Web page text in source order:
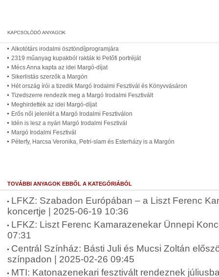
Alkotótárs irodalmi ösztöndíjprogramjára
2319 műanyag kupakból rakták ki Petőfi portréját
Mécs Anna kapta az idei Margó-díjat
Sikerlistás szerzők a Margón
Hét ország írói a tizedik Margó Irodalmi Fesztivál és Könyvvásáron
Tizedszerre rendezik meg a Margó Irodalmi Fesztivált
Meghirdették az idei Margó-díjat
Erős női jelenlét a Margó Irodalmi Fesztiválon
Idén is lesz a nyári Margó Irodalmi Fesztivál
Margó Irodalmi Fesztivál
Péterfy, Harcsa Veronika, Petri-slam és Esterházy is a Margón
TOVÁBBI ANYAGOK EBBŐL A KATEGÓRIÁBÓL
LFKZ: Szabadon Európában – a Liszt Ferenc
koncertje | 2025-06-19 10:36
LFKZ: Liszt Ferenc Kamarazenekar Ünnepi
07:31
Centrál Színház: Básti Juli és Mucsi Zoltán
színpadon | 2025-02-26 09:45
MTI: Katonazenekari fesztivált rendeznek